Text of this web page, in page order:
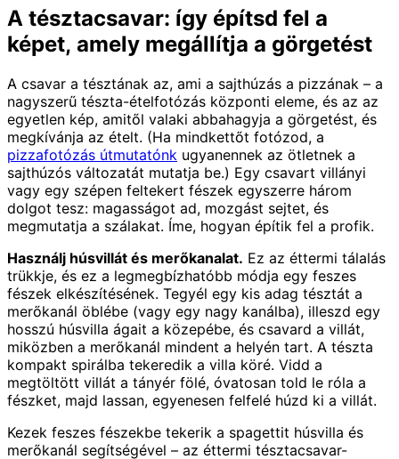
A tésztacsavar: így építsd fel a
képet, amely megállítja a görgetést
A csavar a tésztának az, ami a sajthúzás a pizzának – a
nagyszerű tészta-ételfotózás központi eleme, és az az
egyetlen kép, amitől valaki abbahagyja a görgetést, és
megkívánja az ételt. (Ha mindkettőt fotózod, a
pizzafotózás útmutatónk ugyanennek az ötletnek a
sajthúzós változatát mutatja be.) Egy csavart villányi
vagy egy szépen feltekert fészek egyszerre három
dolgot tesz: magasságot ad, mozgást sejtet, és
megmutatja a szálakat. Íme, hogyan építik fel a profik.
Használj húsvillát és merőkanalat. Ez az éttermi tálalás
trükkje, és ez a legmegbízhatóbb módja egy feszes
fészek elkészítésének. Tegyél egy kis adag tésztát a
merőkanál öblébe (vagy egy nagy kanálba), illeszd egy
hosszú húsvilla ágait a közepébe, és csavard a villát,
miközben a merőkanál mindent a helyén tart. A tészta
kompakt spirálba tekeredik a villa köré. Vidd a
megtöltött villát a tányér fölé, óvatosan told le róla a
fészket, majd lassan, egyenesen felfelé húzd ki a villát.
Kezek feszes fészekbe tekerik a spagettit húsvilla és
merőkanál segítségével – az éttermi tésztacsavar-